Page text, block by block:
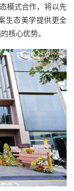
模式合作，将以先
生态美学提供更全
核心优势。